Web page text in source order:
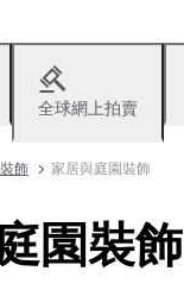
全球網上拍賣
飾 家居與庭園裝飾
園裝飾